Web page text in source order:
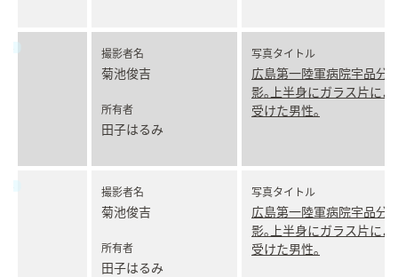
撮影者名
菊池俊吉
所有者
田子はるみ
写真タイトル
広島第一陸軍病院宇品分
影｡上半身にガラス片に
受けた男性｡
撮影者名
菊池俊吉
所有者
田子はるみ
写真タイトル
広島第一陸軍病院宇品分
影｡上半身にガラス片に
受けた男性｡